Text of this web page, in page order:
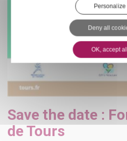
Save the date :
de Tours
Personalize
Deny all
OK, accept